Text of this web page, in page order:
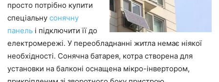
просто потрібно купити
спеціальну сонячну
панель і підключити її до
електромережі. У переобладнанні житла немає ніякої
необхідності. Сонячна батарея, котра створена для
установки на балконі оснащена мікро-інвертором,